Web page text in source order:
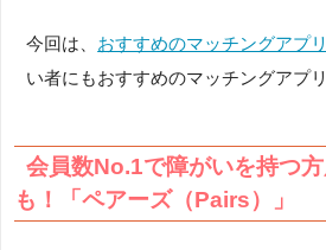
今回は、 おすすめのマッチングアプ
い者にもおすすめのマッチングアプ
会員数No.1で障がいを持つ
も！「ペアーズ（Pairs）」